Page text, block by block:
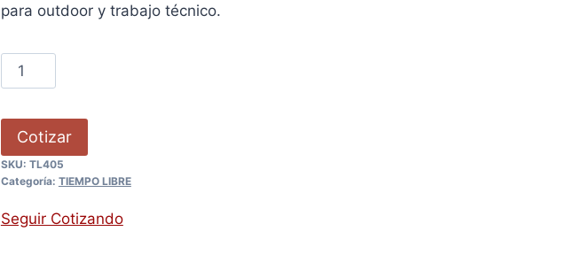
para outdoor y trabajo técnico.
Cotizar
SKU: TL405
Categoría: TIEMPO LIBRE
Seguir Cotizando